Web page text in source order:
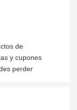
de
y cupones
perder